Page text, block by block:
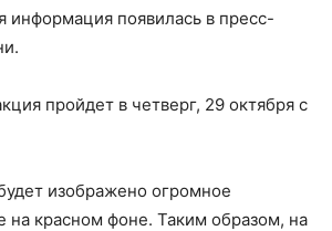
информация появилась в пресс-
пройдет в четверг, 29 октября с
изображено огромное
красном фоне. Таким образом, на